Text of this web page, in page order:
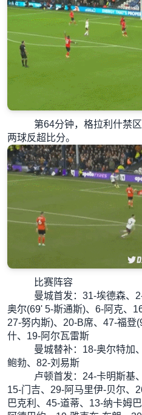
第64分钟，格拉利什禁区
两球反超比分。
比赛阵容
曼城首发：31-埃德森、2-
奥尔(69' 5-斯通斯)、6-阿克、
27-努内斯)、20-B席、47-福登
什、19-阿尔瓦雷斯
曼城替补：18-奥尔特加
鲍勃、82-刘易斯
卢顿首发：24-卡明斯基、
15-门吉、29-阿马里伊-贝尔、
巴克利、45-道蒂、13-纳卡姆